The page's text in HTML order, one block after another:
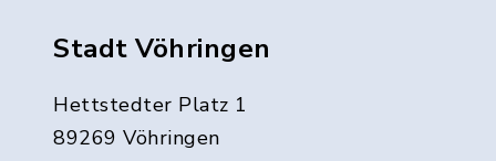
Stadt Vöhringen
Hettstedter Platz 1
89269 Vöhringen